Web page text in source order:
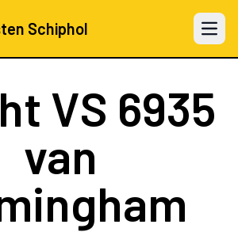
Schiphol Open
VS 6935
van